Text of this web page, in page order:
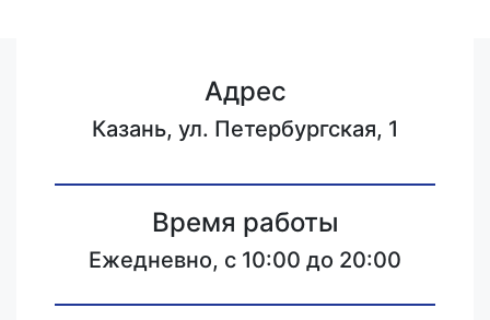
Адрес
Казань, ул. Петербургская, 1
Время работы
Ежедневно, с 10:00 до 20:00